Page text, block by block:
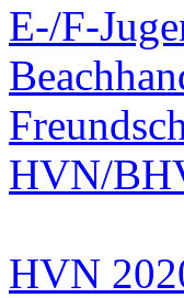
E-/F-
HVN/
HVN